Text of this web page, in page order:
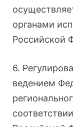
органами
Российской
6.
ведением